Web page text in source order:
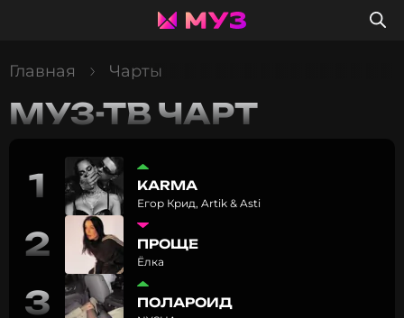
Главная Чарты
МУЗ-ТВ ЧАРТ
1 KARMA
Егор Крид, Artik & Asti
2 ПРОЩЕ
Ёлка
3 ПОЛАРОИД